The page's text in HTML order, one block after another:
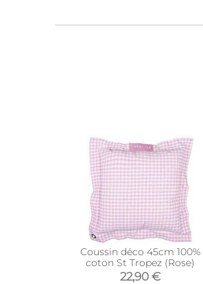
Coussin déco 45cm 100%
coton St Tropez (Rose)
22,90 €